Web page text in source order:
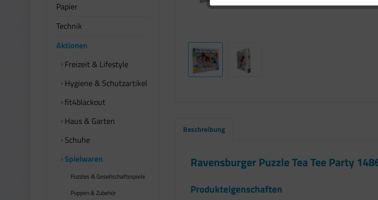
Papier
Technik
Aktionen
Freizeit & Lifestyle
Hygiene & Schutzartikel
fit4blackout
Haus & Garten
Schuhe
Spielwaren
Puzzles & Gesellschaftsspiele
Puppen & Zubehör
Beschreibung
Ravensburger Puzzle Tea Tee Party
Produkteigenschaften